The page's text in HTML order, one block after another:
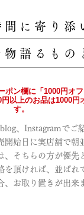
に寄り添
語るもの
ポン欄に「1000円オ
以上のお品は1000円
す。
、Instagramでご
開始日に実店舗で朝
、そちらの方が優先
を頂ければ、並ばれ
、お取り置きが出来